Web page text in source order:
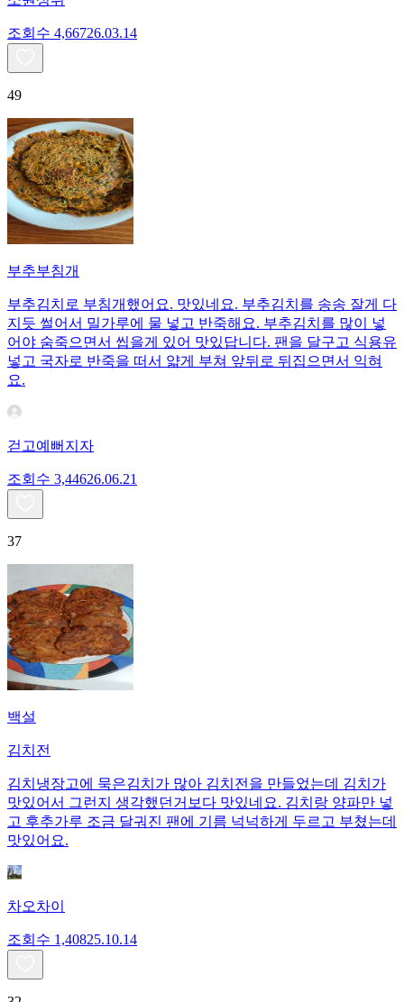
조회수 4,66726.03.14
49
부추부침개
부추김치로 부침개했어요. 맛있네요. 부추김치를 송송 잘게 다
지듯 썰어서 밀가루에 물 넣고 반죽해요. 부추김치를 많이 넣
어야 숨죽으면서 씹을게 있어 맛있답니다. 팬을 달구고 식용유
넣고 국자로 반죽을 떠서 얇게 부쳐 앞뒤로 뒤집으면서 익혀
요.
걷고예뻐지자
조회수 3,44626.06.21
37
백설
김치전
김치냉장고에 묵은김치가 많아 김치전을 만들었는데 김치가
맛있어서 그런지 생각했던거보다 맛있네요. 김치랑 양파만 넣
고 후추가루 조금 달궈진 팬에 기름 넉넉하게 두르고 부쳤는데
맛있어요.
차오차이
조회수 1,40825.10.14